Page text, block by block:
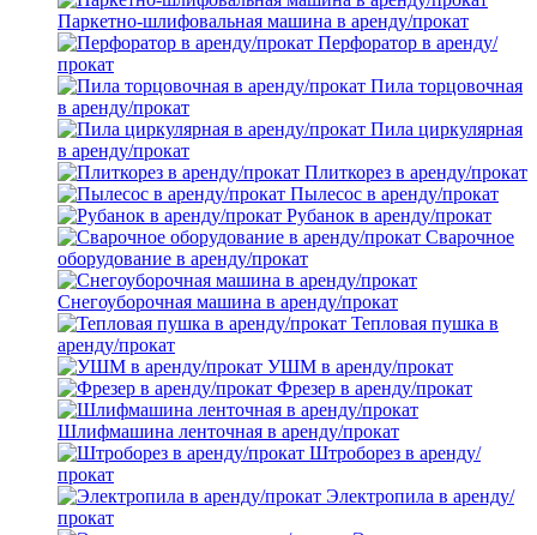
Паркетно-шлифовальная машина в аренду/прокат
Перфоратор в аренду/
прокат
Пила торцовочная
в аренду/прокат
Пила циркулярная
в аренду/прокат
Плиткорез в аренду/прокат
Пылесос в аренду/прокат
Рубанок в аренду/прокат
Сварочное
оборудование в аренду/прокат
Снегоуборочная машина в аренду/прокат
Тепловая пушка в
аренду/прокат
УШМ в аренду/прокат
Фрезер в аренду/прокат
Шлифмашина ленточная в аренду/прокат
Штроборез в аренду/
прокат
Электропила в аренду/
прокат